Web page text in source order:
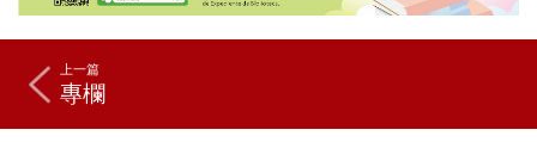
上一篇
專欄